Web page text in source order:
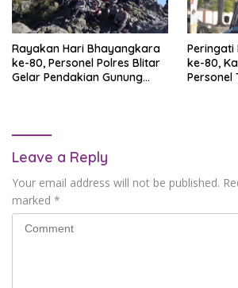
Rayakan Hari Bhayangkara
ke-80, Personel Polres Blitar
Gelar Pendakian Gunung
ke-80,
Personel
Leave a Reply
Your email address will not be published.
marked *